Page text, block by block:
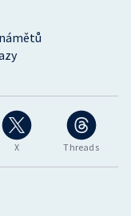
X Threads